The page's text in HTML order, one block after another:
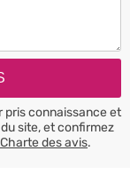
pris connaissance et
du site, et confirmez
Charte des avis.